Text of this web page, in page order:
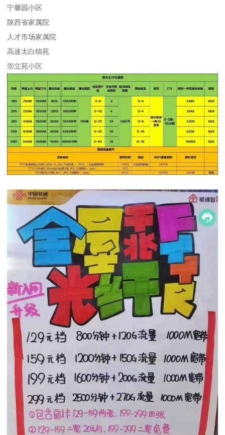
宁馨园小区
陕西省家属院
人才市场家属院
高速太白锦苑
崇立苑小区